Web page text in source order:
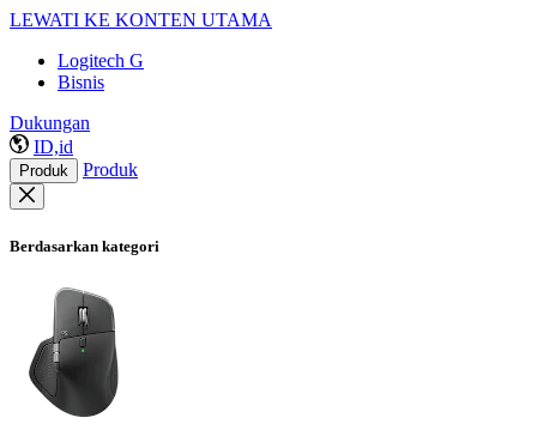
LEWATI KE KONTEN UTAMA
Logitech G
Bisnis
Dukungan
ID,id
Produk Produk
Berdasarkan kategori